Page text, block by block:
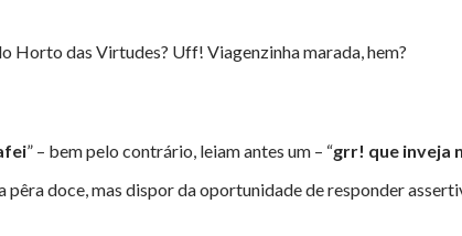
Horto das Virtudes? Uff! Viagenzinha marada, hem?
” – bem pelo contrário, leiam antes um – “grr! que inveja
doce, mas dispor da oportunidade de responder